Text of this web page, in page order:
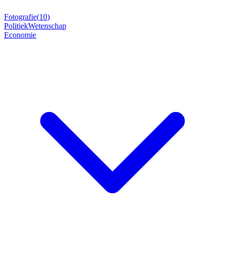
Fotografie(10)
PolitiekWetenschap
Economie